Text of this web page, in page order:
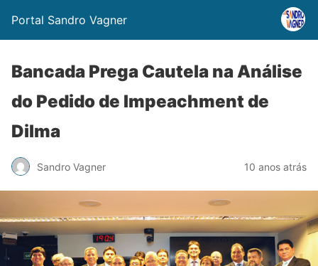
Portal Sandro Vagner
Bancada Prega Cautela na Análise
do Pedido de Impeachment de
Dilma
Sandro Vagner 10 anos atrás